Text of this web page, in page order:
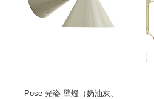
Pose 光姿 壁燈（奶油灰、